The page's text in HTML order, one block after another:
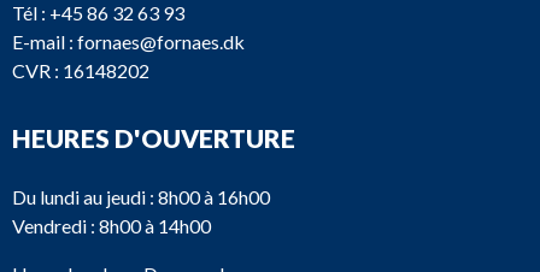
Tél : +45 86 32 63 93
E-mail : fornaes@fornaes.dk
CVR : 16148202
HEURES D'OUVERTURE
Du lundi au jeudi : 8h00 à 16h00
Vendredi : 8h00 à 14h00